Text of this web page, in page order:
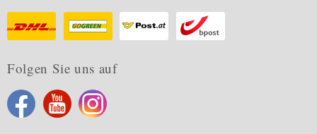
Folgen Sie uns auf